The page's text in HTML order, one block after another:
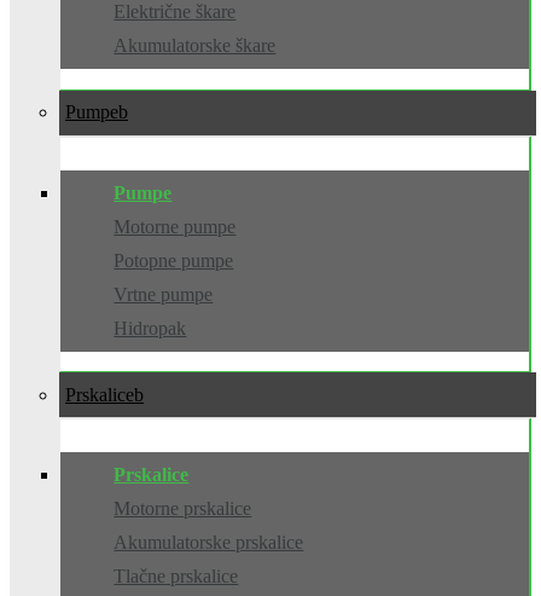
Električne škare
Akumulatorske škare
Pumpe
Pumpe
Motorne pumpe
Potopne pumpe
Vrtne pumpe
Hidropak
Prskalice
Prskalice
Motorne prskalice
Akumulatorske prskalice
Tlačne prskalice